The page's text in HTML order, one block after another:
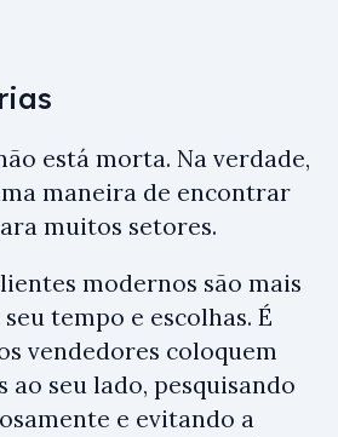
está morta. Na verdade,
maneira de encontrar
muitos setores.
modernos são mais
tempo e escolhas. É
vendedores coloquem
ao seu lado, pesquisando
e evitando a